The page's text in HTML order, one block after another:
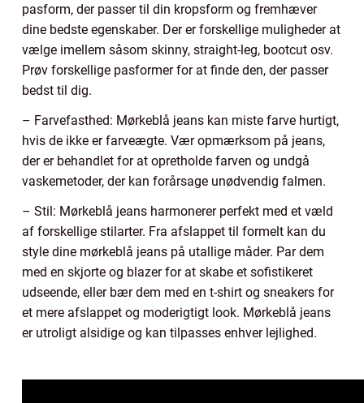
pasform, der passer til din kropsform og fremhæver
dine bedste egenskaber. Der er forskellige muligheder at
vælge imellem såsom skinny, straight-leg, bootcut osv.
Prøv forskellige pasformer for at finde den, der passer
bedst til dig.
– Farvefasthed: Mørkeblå jeans kan miste farve hurtigt,
hvis de ikke er farveægte. Vær opmærksom på jeans,
der er behandlet for at opretholde farven og undgå
vaskemetoder, der kan forårsage unødvendig falmen.
– Stil: Mørkeblå jeans harmonerer perfekt med et væld
af forskellige stilarter. Fra afslappet til formelt kan du
style dine mørkeblå jeans på utallige måder. Par dem
med en skjorte og blazer for at skabe et sofistikeret
udseende, eller bær dem med en t-shirt og sneakers for
et mere afslappet og moderigtigt look. Mørkeblå jeans
er utroligt alsidige og kan tilpasses enhver lejlighed.